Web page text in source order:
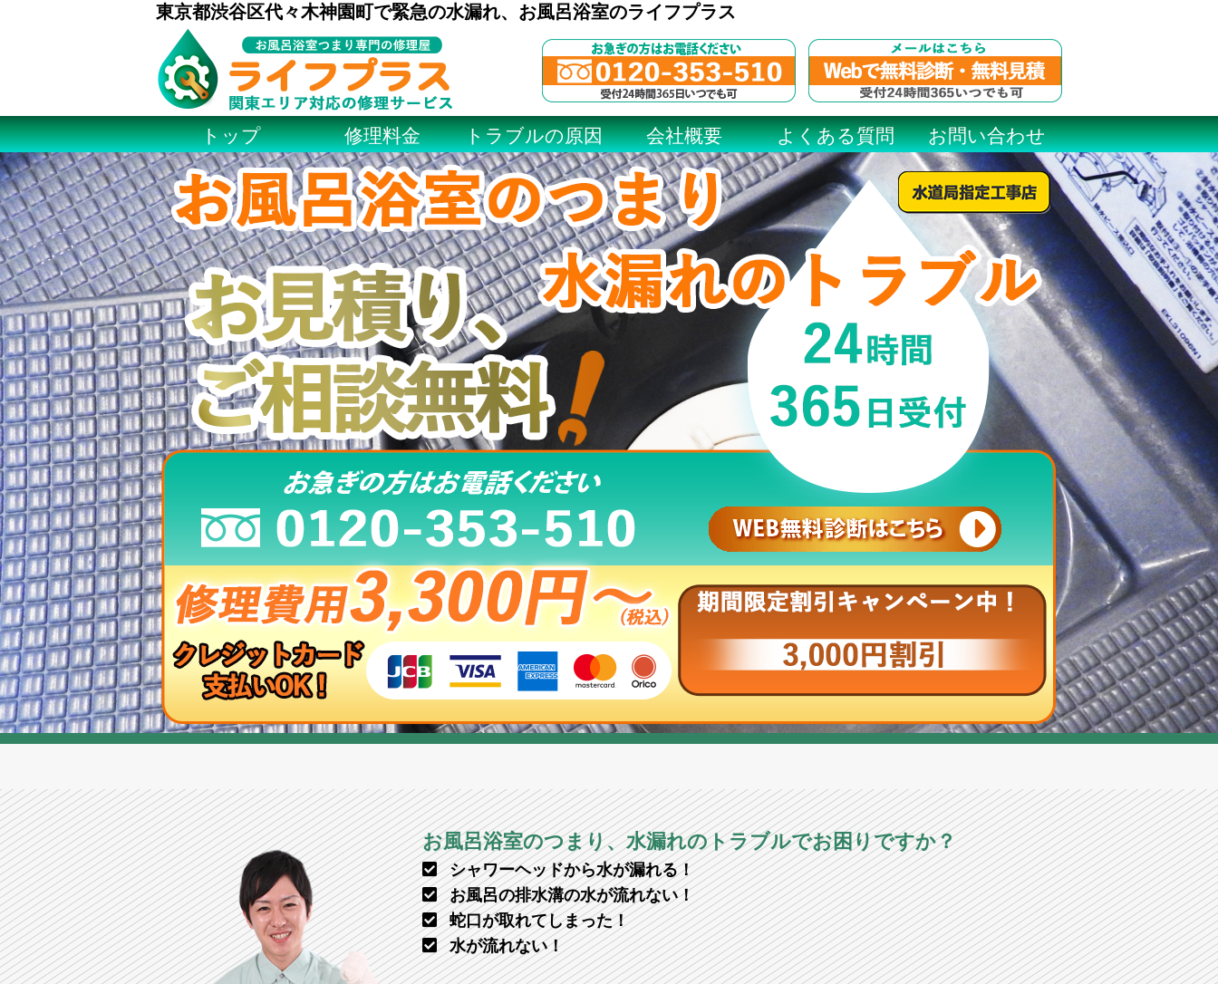
東京都渋谷区代々木神園町で緊急の水漏れ、お風呂浴室のライフプラス
トップ 修理料金 トラブルの原因 会社概要 よくある質問 お問い合わせ
お風呂浴室のつまり、水漏れのトラブルでお困りですか？
シャワーヘッドから水が漏れる！
お風呂の排水溝の水が流れない！
蛇口が取れてしまった！
水が流れない！